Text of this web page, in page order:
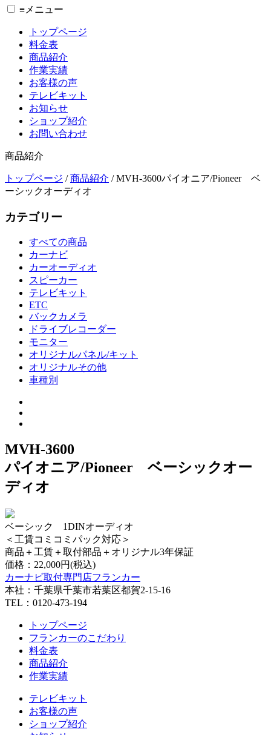
≡ メニュー
トップページ
料金表
商品紹介
作業実績
お客様の声
テレビキット
お知らせ
ショップ紹介
お問い合わせ
商品紹介
トップページ /商品紹介 /MVH-3600パイオニア/Pioneer ベ
ーシックオーディオ
カテゴリー
すべての商品
カーナビ
カーオーディオ
スピーカー
テレビキット
ETC
バックカメラ
ドライブレコーダー
モニター
オリジナルパネル/キット
オリジナルその他
車種別
MVH-3600
パイオニア/Pioneer ベーシックオー
ディオ
ベーシック 1DINオーディオ
＜工賃コミコミパック対応＞
商品＋工賃＋取付部品＋オリジナル3年保証
価格： 22,000円(税込)
カーナビ取付専⾨店フランカー
本社：千葉県千葉市若葉区都賀2-15-16
TEL：0120-473-194
トップページ
フランカーのこだわり
料金表
商品紹介
作業実績
テレビキット
お客様の声
ショップ紹介